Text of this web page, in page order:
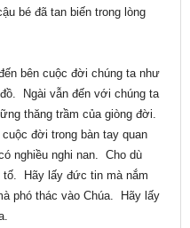
bé đã tan biến trong lòng
bên cuộc đời chúng ta như
Ngài vẫn đến với chúng ta
thăng trầm của giòng đời.
đời trong bàn tay quan
nghiều nghi nan. Cho dù
tố. Hãy lấy đức tin mà nắm
phó thác vào Chúa. Hãy lấy